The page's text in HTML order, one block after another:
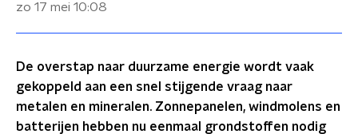
zo 17 mei 10:08
De overstap naar duurzame energie wordt vaak
gekoppeld aan een snel stijgende vraag naar
metalen en mineralen. Zonnepanelen, windmolens en
batterijen hebben nu eenmaal grondstoffen nodig